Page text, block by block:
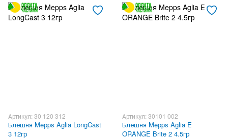
Артикул: 30 120 312
Блешня Mepps Aglia LongCast
3 12гр
Артикул: 30101 002
Блешня Mepps Aglia E
ORANGE Brite 2 4.5гр